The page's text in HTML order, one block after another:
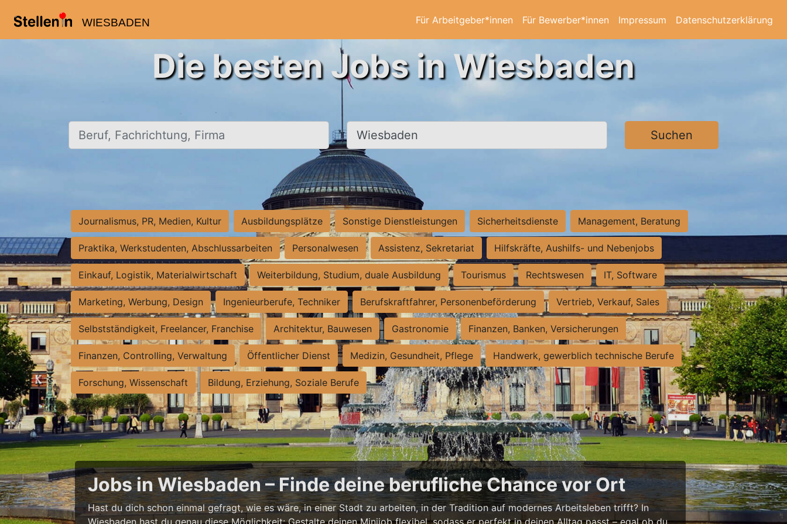
WIESBADEN Für Arbeitgeber*innen Für Bewerber*innen Impressum Datenschutzerklärung
Die besten Jobs in Wiesbaden
Beruf, Fachrichtung, Firma Ort, Stadt Suchen
Journalismus, PR, Medien, Kultur Ausbildungsplätze Sonstige Dienstleistungen Sicherheitsdienste Management, Beratung
Praktika, Werkstudenten, Abschlussarbeiten Personalwesen Assistenz, Sekretariat Hilfskräfte, Aushilfs- und Nebenjobs
Einkauf, Logistik, Materialwirtschaft Weiterbildung, Studium, duale Ausbildung Tourismus Rechtswesen IT, Software
Marketing, Werbung, Design Ingenieurberufe, Techniker Berufskraftfahrer, Personenbeförderung Vertrieb, Verkauf, Sales
Selbstständigkeit, Freelancer, Franchise Architektur, Bauwesen Gastronomie Finanzen, Banken, Versicherungen
Finanzen, Controlling, Verwaltung Öffentlicher Dienst Medizin, Gesundheit, Pflege Handwerk, gewerblich technische Berufe
Forschung, Wissenschaft Bildung, Erziehung, Soziale Berufe
Jobs in Wiesbaden – Finde deine berufliche Chance vor Ort
Hast du dich schon einmal gefragt, wie es wäre, in einer Stadt zu arbeiten, in der Tradition auf modernes Arbeitsleben trifft? In